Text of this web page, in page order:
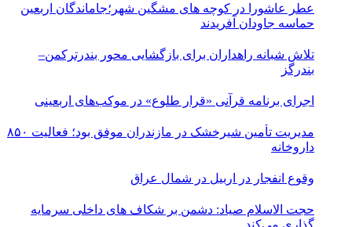
عطر عاشورا در کوچه های مشگین شهر؛جاماندگان اربعین
حماسه جاودان آفریدند
تلاش شبانه راهداران برای بازگشایی محور بندرترکمن–
بندرگز
اجرای برنامه قرآنی «قرار طلوع» در موکب‌های اربعینی
مدیریت تأمین شیرخشک در مازندران موفق بود؛ فعالیت ۸۵۰
داروخانه
وقوع انفجار در اربیل در شمال عراق
حجت الاسلام صیاد: دشمن بر شکاف‌ های داخلی سرمایه‌
گذاری می‌کند